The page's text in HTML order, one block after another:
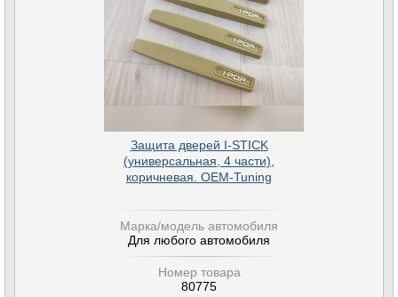
Защита дверей I-STICK
(универсальная, 4 части),
коричневая. OEM-Tuning
Марка/модель автомобиля
Для любого автомобиля
Номер товара
80775